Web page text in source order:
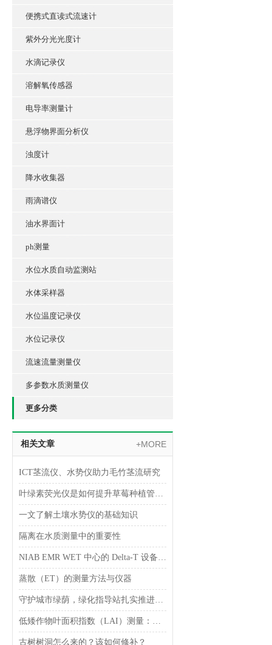
便携式直读式流速计
紫外分光光度计
水滴记录仪
溶解氧传感器
电导率测量计
悬浮物界面分析仪
浊度计
降水收集器
雨滴谱仪
油水界面计
ph测量
水位水质自动监测站
水体采样器
水位温度记录仪
水位记录仪
流速流量测量仪
多参数水质测量仪
更多分类
相关文章 +MORE
ICT茎流仪、水势仪助力毛竹茎流研究
叶绿素荧光仪是如何提升草莓种植管理中的氮肥利用
一文了解土壤水势仪的基础知识
隔离在水质测量中的重要性
NIAB EMR WET 中心的 Delta-T 设备传感器-应用案例
蒸散（ET）的测量方法与仪器
守护城市绿荫，绿化指导站扎实推进行道树风险监测
低矮作物叶面积指数（LAI）测量：仪器选型全指南
古树树洞怎么来的？该如何修补？